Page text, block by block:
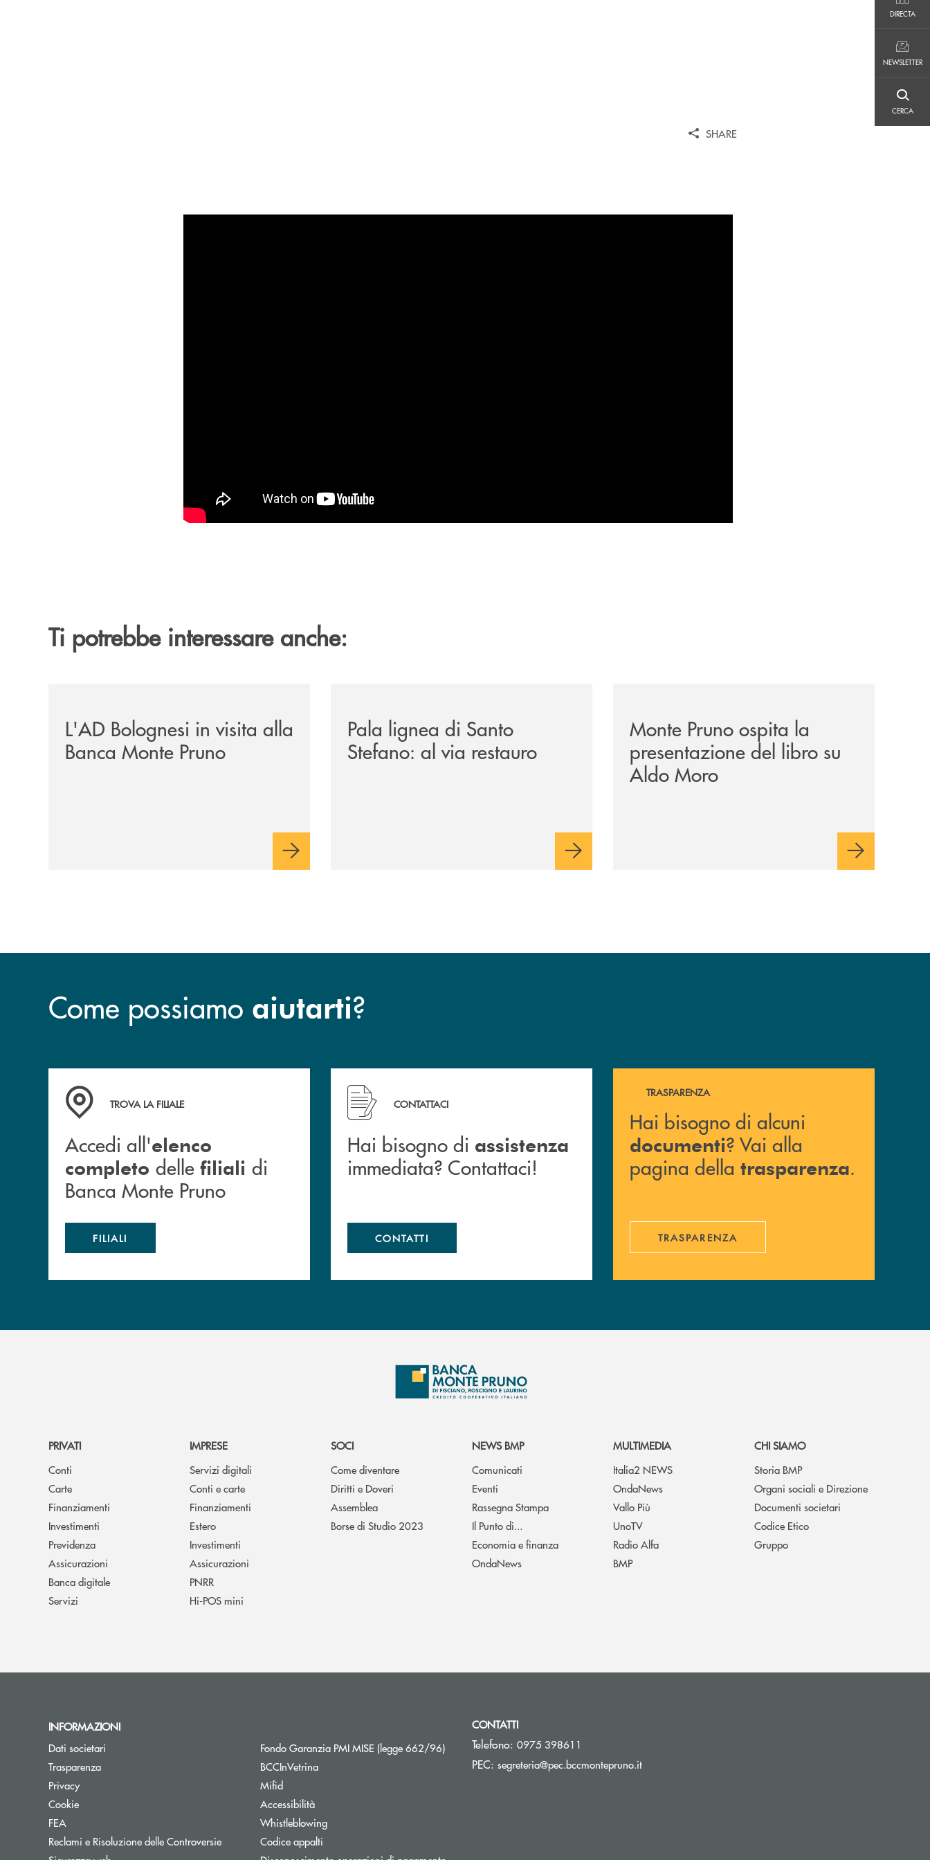
DIRECTA
NEWSLETTER
CERCA
SHARE
Ti potrebbe interessare anche:
L'AD Bolognesi in visita alla
Banca Monte Pruno
Pala lignea di Santo
Stefano: al via restauro
Monte Pruno ospita la
presentazione del libro su
Aldo Moro
Come possiamo aiutarti?
Accedi all' elenco completo&nbsp; delle&nbsp; filiali&nbsp; di Banca Monte Pruno
TROVA LA FILIALE
Accedi all'elenco
completo delle filiali di
Banca Monte Pruno
FILIALI
Hai bisogno di assistenza immediata? Contattaci!
CONTATTACI
Hai bisogno di assistenza
immediata? Contattaci!
CONTATTI
Hai bisogno di alcuni documenti ? Vai alla pagina della
TRASPARENZA
Hai bisogno di alcuni
documenti? Vai alla
pagina della trasparenza.
TRASPARENZA
PRIVATI
Conti
Carte
Finanziamenti
Investimenti
Previdenza
Assicurazioni
Banca digitale
Servizi
IMPRESE
Servizi digitali
Conti e carte
Finanziamenti
Estero
Investimenti
Assicurazioni
PNRR
Hi-POS mini
SOCI
Come diventare
Diritti e Doveri
Assemblea
Borse di Studio 2023
NEWS BMP
Comunicati
Eventi
Rassegna Stampa
Il Punto di...
Economia e finanza
OndaNews
MULTIMEDIA
Italia2 NEWS
OndaNews
Vallo Più
UnoTV
Radio Alfa
BMP
CHI SIAMO
Storia BMP
Organi sociali e Direzione
Documenti societari
Codice Etico
Gruppo
INFORMAZIONI
Dati societari
Trasparenza
Privacy
Cookie
FEA
Reclami e Risoluzione delle Controversie
Fondo Garanzia PMI MISE (legge 662/96)Apre una nuova finestra
BCCInVetrina
Mifid
Accessibilità
Whistleblowing
Codice appalti
CONTATTI
Telefono: 0975 398611
PEC: segreteria@pec.bccmontepruno.it(si apre l’app di posta elettronica)